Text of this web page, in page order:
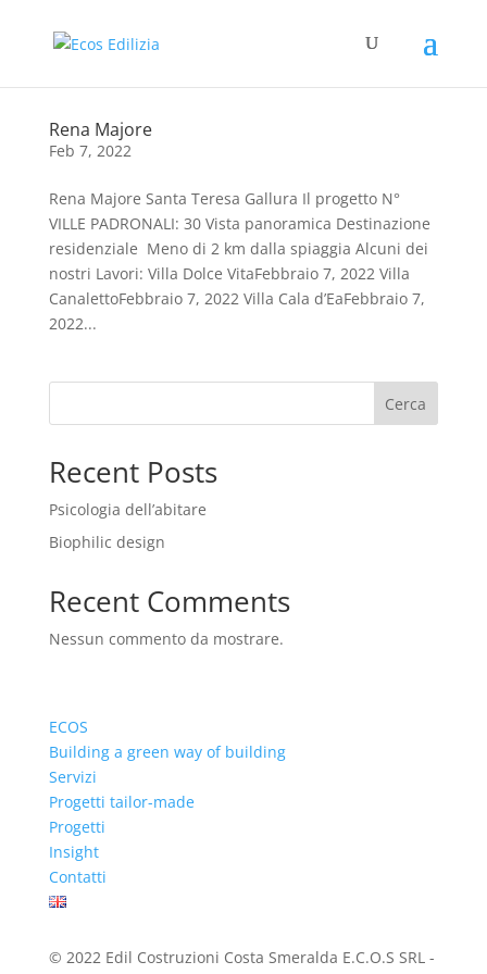
Rena Majore
Feb 7, 2022
Rena Majore Santa Teresa Gallura Il progetto N°
VILLE PADRONALI: 30 Vista panoramica Destinazione
residenziale Meno di 2 km dalla spiaggia Alcuni dei
nostri Lavori: Villa Dolce VitaFebbraio 7, 2022 Villa
CanalettoFebbraio 7, 2022 Villa Cala d’EaFebbraio 7,
2022...
Cerca
Recent Posts
Psicologia dell’abitare
Biophilic design
Recent Comments
Nessun commento da mostrare.
ECOS
Building a green way of building
Servizi
Progetti tailor-made
Progetti
Insight
Contatti
© 2022 Edil Costruzioni Costa Smeralda E.C.O.S SRL -